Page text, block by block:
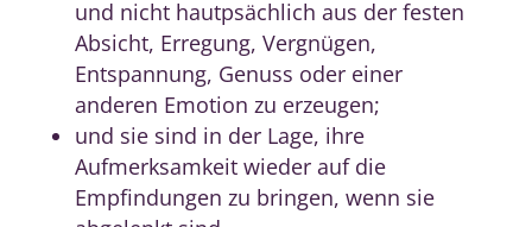
und nicht hautpsächlich aus der festen
Absicht, Erregung, Vergnügen,
Entspannung, Genuss oder einer
anderen Emotion zu erzeugen;
und sie sind in der Lage, ihre
Aufmerksamkeit wieder auf die
Empfindungen zu bringen, wenn sie